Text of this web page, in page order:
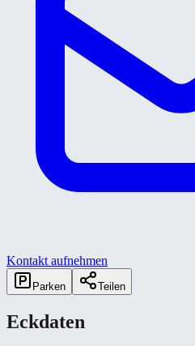
Kontakt aufnehmen
Parken Teilen
Eckdaten